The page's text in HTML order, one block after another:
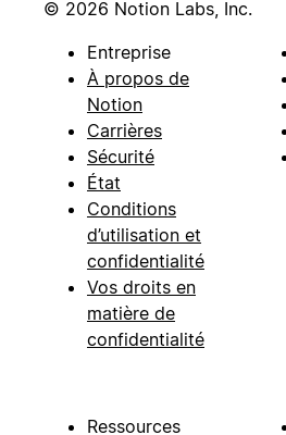
© 2026 Notion Labs, Inc.
Entreprise
À propos de
Notion
Carrières
Sécurité
État
Conditions
d’utilisation et
confidentialité
Vos droits en
matière de
confidentialité
Ressources